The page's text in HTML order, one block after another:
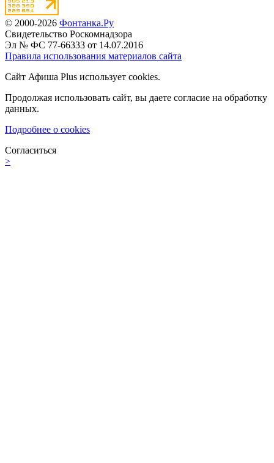
© 2000-2026 Фонтанка.Ру
Свидетельство Роскомнадзора
Эл № ФС 77-66333 от 14.07.2016
Правила использования материалов сайта
Сайт Афиша Plus использует cookies.
Продолжая использовать сайт, вы даете согласие на обработку
данных.
Подробнее о cookies
Согласиться
>